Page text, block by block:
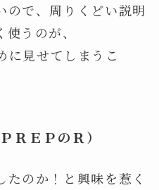
ので、周りくどい説明
うのが、
見せてしまうこ
ＲＥＰのＲ）
のか！と興味を惹く